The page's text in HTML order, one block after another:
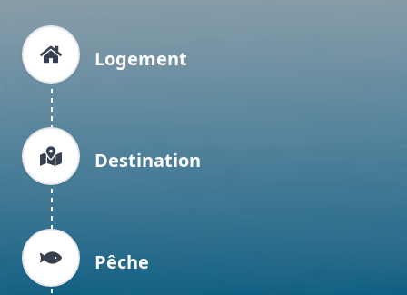
Logement
Destination
Pêche